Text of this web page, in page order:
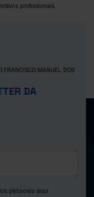
profissionais.
FRANCISCO MANUEL DOS
DA
pessoais aqui